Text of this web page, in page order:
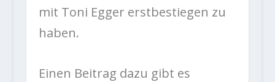
mit Toni Egger erstbestiegen zu
haben.
Einen Beitrag dazu gibt es